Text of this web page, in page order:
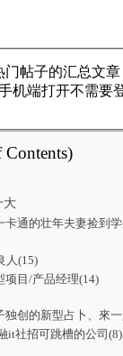
帖子的汇总文
手机端打开不需
大
卡通的壮年夫妻捡到
人(15)
项目/产品经理(14)
独创的新型占卜、來
it社招可跳槽的公司(8)